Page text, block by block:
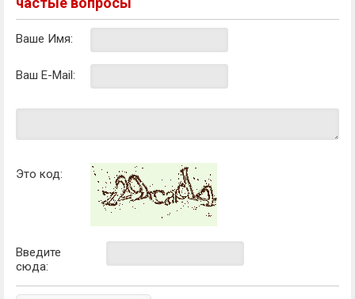
Ваше Имя:
Ваш E-Mail:
Это код:
Введите
сюда: